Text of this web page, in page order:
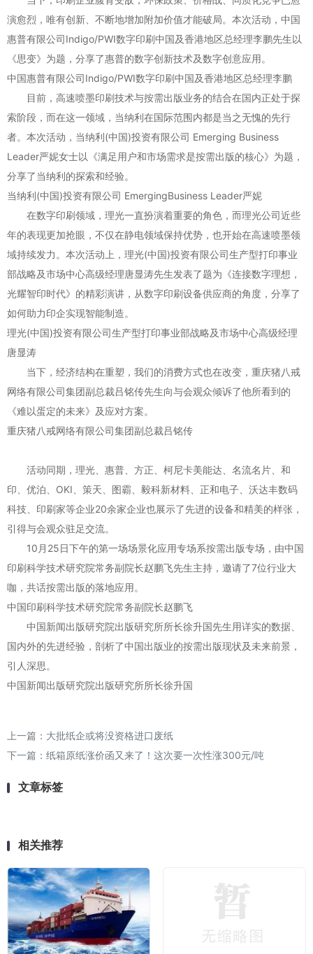
演愈烈，唯有创新、不断地增加附加价值才能破局。本次活动，中国
惠普有限公司Indigo/PWI数字印刷中国及香港地区总经理李鹏先生以
《思变》为题，分享了惠普的数字创新技术及数字创意应用。
中国惠普有限公司Indigo/PWI数字印刷中国及香港地区总经理李鹏
目前，高速喷墨印刷技术与按需出版业务的结合在国内正处于探
索阶段，而在这一领域，当纳利在国际范围内都是当之无愧的先行
者。本次活动，当纳利(中国)投资有限公司 Emerging Business
Leader严妮女士以《满足用户和市场需求是按需出版的核心》为题，
分享了当纳利的探索和经验。
当纳利(中国)投资有限公司 EmergingBusiness Leader严妮
在数字印刷领域，理光一直扮演着重要的角色，而理光公司近些
年的表现更加抢眼，不仅在静电领域保持优势，也开始在高速喷墨领
域持续发力。本次活动上，理光(中国)投资有限公司生产型打印事业
部战略及市场中心高级经理唐显涛先生发表了题为《连接数字理想，
光耀智印时代》的精彩演讲，从数字印刷设备供应商的角度，分享了
如何助力印企实现智能制造。
理光(中国)投资有限公司生产型打印事业部战略及市场中心高级经理
唐显涛
当下，经济结构在重塑，我们的消费方式也在改变，重庆猪八戒
网络有限公司集团副总裁吕铭传先生向与会观众倾诉了他所看到的
《难以蛋定的未来》及应对方案。
重庆猪八戒网络有限公司集团副总裁吕铭传
活动同期，理光、惠普、方正、柯尼卡美能达、名流名片、和
印、优泊、OKI、策天、图霸、毅科新材料、正和电子、沃达丰数码
科技、印刷家等企业20余家企业也展示了先进的设备和精美的样张，
引得与会观众驻足交流。
10月25日下午的第一场场景化应用专场系按需出版专场，由中国
印刷科学技术研究院常务副院长赵鹏飞先生主持，邀请了7位行业大
咖，共话按需出版的落地应用。
中国印刷科学技术研究院常务副院长赵鹏飞
中国新闻出版研究院出版研究所所长徐升国先生用详实的数据、
国内外的先进经验，剖析了中国出版业的按需出版现状及未来前景，
引人深思。
中国新闻出版研究院出版研究所所长徐升国
上一篇： 大批纸企或将没资格进口废纸
下一篇： 纸箱原纸涨价函又来了！这次要一次性涨300元/吨
文章标签
相关推荐